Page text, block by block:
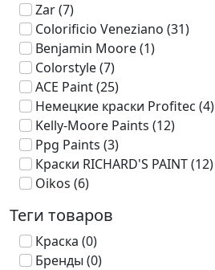
Zar(7)
Colorificio Veneziano (31)
Benjamin Moore(1)
Colorstyle(7)
ACE Paint(25)
Немецкие краски Profitec (4)
Kelly-Moore Paints (12)
Ppg Paints (3)
Краски RICHARD'S PAINT(12)
Oikos (6)
Теги товаров
Краска (0)
Бренды (0)